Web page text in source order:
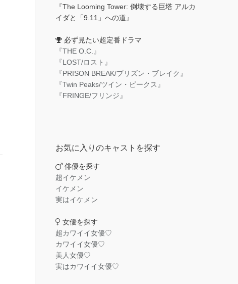
『The Looming Tower: 倒壊する巨塔 アルカ
イダと「9.11」への道』
必ず見たい超定番ドラマ
『THE O.C.』
『LOST/ロスト』
『PRISON BREAK/プリズン・ブレイク』
『Twin Peaks/ツイン・ピークス』
『FRINGE/フリンジ』
お気に入りのキャストを探す
俳優を探す
超イケメン
イケメン
実はイケメン
女優を探す
超カワイイ女優♡
カワイイ女優♡
美人女優♡
実はカワイイ女優♡